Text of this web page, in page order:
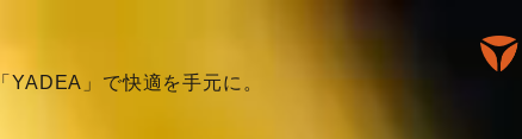
「YADEA」で快適を手元に。